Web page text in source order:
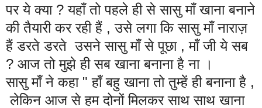
पर ये क्या ? यहाँ तो पहले ही से सासु माँ खाना बनाने
की तैयारी कर रही हैं , उसे लगा कि सासु माँ नाराज़
हैं डरते डरते उसने सासु माँ से पूछा , माँ जी ये सब
? आज तो मुझे ही सब खाना बनाना है ना ।
सासु माँ ने कहा " हाँ बहु खाना तो तुम्हें ही बनाना है ,
लेकिन आज से हम दोनों मिलकर साथ साथ खाना